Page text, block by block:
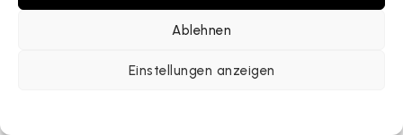
Ablehnen
Einstellungen anzeigen